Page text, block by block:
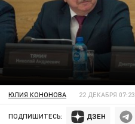
ЮЛИЯ КОНОНОВА 22 ДЕКАБРЯ 07:23
ПОДПИШИТЕСЬ: